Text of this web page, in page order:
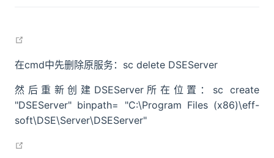
在cmd中先删除原服务：sc delete DSEServer
然后重新创建DSEServer所在位置：sc create
"DSEServer" binpath= "C:\Program Files (x86)\eff-
soft\DSE\Server\DSEServer"